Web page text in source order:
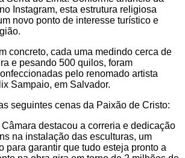
Instagram, esta estrutura religiosa
novo ponto de interesse turístico e
concreto, cada uma medindo cerca de
e pesando 500 quilos, foram
pelo renomado artista
Sampaio, em Salvador.
seguintes cenas da Paixão de Cristo:
destacou a correria e dedicação
na instalação das esculturas, um
para garantir que tudo esteja pronto a